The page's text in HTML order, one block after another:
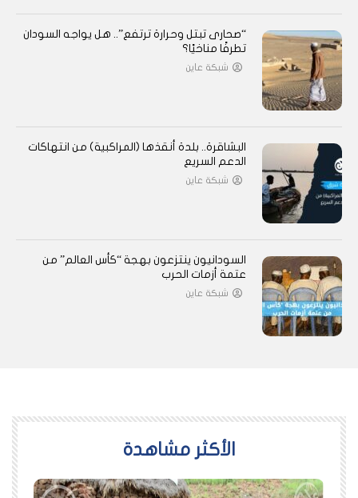
“صحارى تبتل وحرارة ترتفع”.. هل يواجه السودان
تطرفًا مناخيًا؟
شبكة عاين
البشاقرة.. بلدة أنقذها (المراكبية) من انتهاكات
الدعم السريع
شبكة عاين
السودانيون ينتزعون بهجة “كأس العالم” من
عتمة أزمات الحرب
شبكة عاين
اﻷكثر مشاهدة